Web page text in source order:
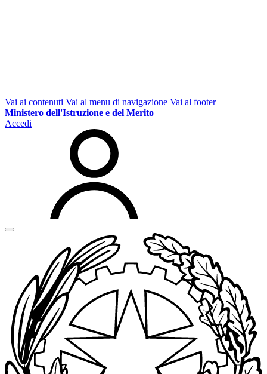
Vai ai contenuti Vai al menu di navigazione Vai al footer
Ministero dell'Istruzione e del Merito
Accedi